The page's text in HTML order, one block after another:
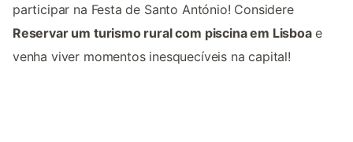
participar na Festa de Santo António! Considere
Reservar um turismo rural com piscina em Lisboa e
venha viver momentos inesquecíveis na capital!